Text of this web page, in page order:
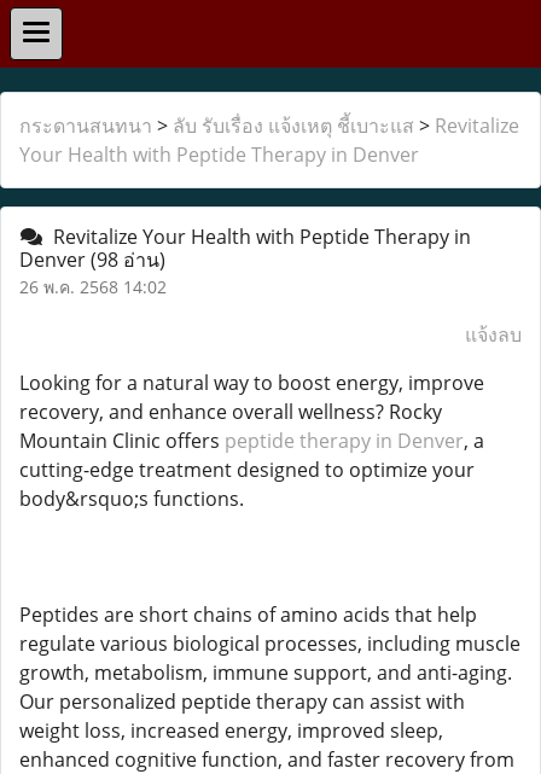
กระดานสนทนา > ลับ รับเรื่อง แจ้งเหตุ ชี้เบาะแส > Revitalize
Your Health with Peptide Therapy in Denver
Revitalize Your Health with Peptide Therapy in
Denver(98 อ่าน)
26 พ.ค. 2568 14:02
แจ้งลบ
Looking for a natural way to boost energy, improve
recovery, and enhance overall wellness? Rocky
Mountain Clinic offers peptide therapy in Denver, a
cutting-edge treatment designed to optimize your
body&rsquo;s functions.
Peptides are short chains of amino acids that help
regulate various biological processes, including muscle
growth, metabolism, immune support, and anti-aging.
Our personalized peptide therapy can assist with
weight loss, increased energy, improved sleep,
enhanced cognitive function, and faster recovery from